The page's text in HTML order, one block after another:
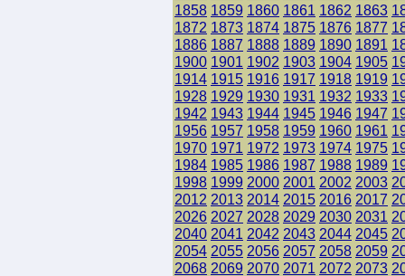
1858 1859 1860 1861 1862 1863
1872 1873 1874 1875 1876 1877
1886 1887 1888 1889 1890 1891
1900 1901 1902 1903 1904 1905
1914 1915 1916 1917 1918 1919
1928 1929 1930 1931 1932 1933
1942 1943 1944 1945 1946 1947
1956 1957 1958 1959 1960 1961
1970 1971 1972 1973 1974 1975
1984 1985 1986 1987 1988 1989
1998 1999 2000 2001 2002 2003
2012 2013 2014 2015 2016 2017
2026 2027 2028 2029 2030 2031
2040 2041 2042 2043 2044 2045
2054 2055 2056 2057 2058 2059
2068 2069 2070 2071 2072 2073